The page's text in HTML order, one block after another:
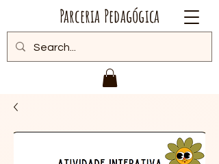
Parceria Pedagógica